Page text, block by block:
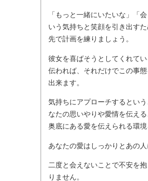
「もっと一緒にいたいな」「
いう気持ちと笑顔を引き出す
先で計画を練りましょう。
彼女を喜ばそうとしてくれて
伝われば、それだけでこの事
出来ます。
気持ちにアプローチするとい
なたの思いやりや愛情を伝え
奥底にある愛を伝えられる環境
あなたの愛はしっかりとあの人
二度と会えないことで不安を
りません。